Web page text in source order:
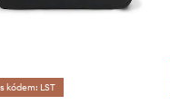
kódem: LST